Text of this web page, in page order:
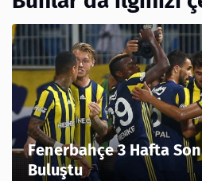
Fenerbahçe 3 Hafta
Buluştu